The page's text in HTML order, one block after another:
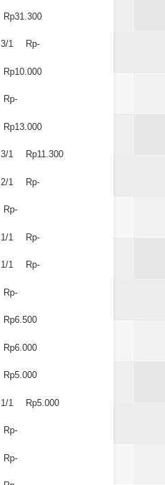
Rp31.300
3/1 Rp-
Rp10.000
Rp-
Rp13.000
3/1 Rp11.300
2/1 Rp-
Rp-
1/1 Rp-
1/1 Rp-
Rp-
Rp6.500
Rp6.000
Rp5.000
1/1 Rp5.000
Rp-
Rp-